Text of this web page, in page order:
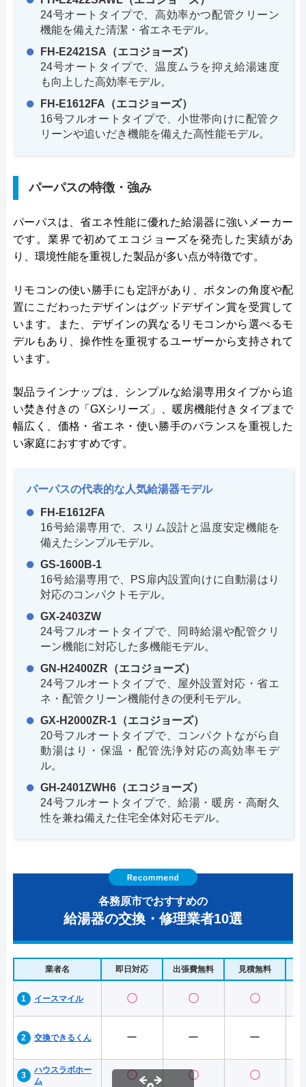
24号オートタイプで、高効率かつ配管クリーン
機能を備えた清潔・省エネモデル。
FH-E2421SA（エコジョーズ）
24号オートタイプで、温度ムラを抑え給湯速度
も向上した高効率モデル。
FH-E1612FA（エコジョーズ）
16号フルオートタイプで、小世帯向けに配管ク
リーンや追いだき機能を備えた高性能モデル。
パーパスの特徴・強み
パーパスは、省エネ性能に優れた給湯器に強いメーカー
です。業界で初めてエコジョーズを発売した実績があ
り、環境性能を重視した製品が多い点が特徴です。
リモコンの使い勝手にも定評があり、ボタンの角度や配
置にこだわったデザインはグッドデザイン賞を受賞して
います。また、デザインの異なるリモコンから選べるモ
デルもあり、操作性を重視するユーザーから支持されて
います。
製品ラインナップは、シンプルな給湯専用タイプから追
い焚き付きの「GXシリーズ」、暖房機能付きタイプまで
幅広く、価格・省エネ・使い勝手のバランスを重視した
い家庭におすすめです。
パーパスの代表的な人気給湯器モデル
FH-E1612FA
16号給湯専用で、スリム設計と温度安定機能を
備えたシンプルモデル。
GS-1600B-1
16号給湯専用で、PS扉内設置向けに自動湯はり
対応のコンパクトモデル。
GX-2403ZW
24号フルオートタイプで、同時給湯や配管クリ
ーン機能に対応した多機能モデル。
GN-H2400ZR（エコジョーズ）
24号フルオートタイプで、屋外設置対応・省エ
ネ・配管クリーン機能付きの便利モデル。
GX-H2000ZR-1（エコジョーズ）
20号フルオートタイプで、コンパクトながら自
動湯はり・保温・配管洗浄対応の高効率モデ
ル。
GH-2401ZWH6（エコジョーズ）
24号フルオートタイプで、給湯・暖房・高耐久
性を兼ね備えた住宅全体対応モデル。
各務原市でおすすめの
給湯器の交換・修理業者10選
業者名 即日対応 出張費無料 見積無料
イースマイル 〇 〇 〇
交換できるくん ー ー ー
ハウスラボホー
ム
〇 〇 〇